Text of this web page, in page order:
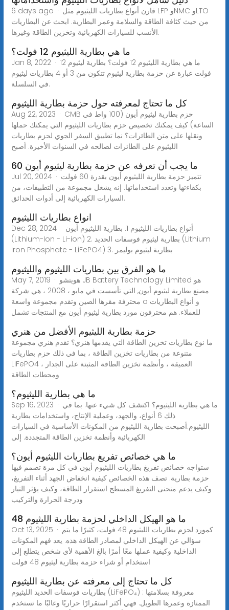
6 days ago · قارن أنواع بطاريات الليثيوم مثل LFP وNMC وLTO
من حيث كثافة الطاقة والسلامة وعمر البطارية. ابحث عن البطاريات
الأنسب للسيارات الكهربائية وتخزين الطاقة وغيرها.
ما هي بطارية الليثيوم 12 فولت؟
Jan 8, 2022 · ما هي بطارية الليثيوم 12 فولت؟ بطارية ليثيوم 12
فولت عبارة عن حزمة بطارية ليثيوم تتكون من 3 أو 4 بطاريات ليثيوم
في السلسلة.
كل ما تحتاج لمعرفته حول حزمة بطارية الليثيوم
Aug 22, 2023 · CMB حزم بطارية ليثيوم أيون (100 واط في
الساعة) كيف يمكنك تخصيص حزم بطاريات الليثيوم التي يمكنك حملها
ونقلها على متن الطائرات؟ نما تطبيق السفر الجوي لحزم بطاريات
الليثيوم على الطائرات لصالحه في السنوات الأخيرة. أصبح
ما يجب أن تعرفه عن حزمة بطارية ليثيوم أيون 60
Jul 20, 2024 · تتميز حزمة بطارية الليثيوم أيون بقدرة 60 فولت
بكفاءتها وتعدد استخداماتها. إنه يشغل مجموعة من التطبيقات، من
السيارات الكهربائية إلى أدوات الحدائق.
انواع بطاريات الليثيوم
Dec 28, 2024 · أنواع بطاريات الليثيوم 1. بطارية الليثيوم أيون
(Lithium-Ion - Li-ion) 2. بطارية ليثيوم فوسفات الحديد (Lithium
Iron Phosphate - LiFePO4) 3. بطارية ليثيوم بوليمر
ما هو الفرق بين بطاريات الليثيوم والليثيوم
May 7, 2019 · هويتشو JB Battery Technology Limited هو
مصنع بطارية ليثيوم أيون, التي تأسست في مايو ، 2008 ، هي شركة
محترفة مقرها الصين وتقدم مجموعة واسعة o و أنواع البطاريات
للعملاء. هم محترفون مورد بطارية ليثيوم أيون مع المنتجات تشمل
حزمة بطارية الليثيوم الأفضل من هنري
ما نوع بطاريات تخزين الطاقة التي يقدمها هنري؟ تقدم هنري مجموعة
متنوعة من بطاريات تخزين الطاقة ، بما في ذلك حزم بطاريات
LiFePO4 العميقة ، وأنظمة تخزين الطاقة المثبتة على الجدار ،
ومحطات الطاقة
ما هي بطارية الليثيوم؟
Sep 16, 2023 · ما هي بطارية الليثيوم؟ اكتشف كل شيء عنها. بما في
ذلك 6 أنواع، والجهد، وعملية الإنتاج، واستخدامات بطارية
الليثيوم.أصبحت بطارية الليثيوم من المكونات الأساسية في السيارات
الكهربائية وأنظمة تخزين الطاقة المتجددة. إلى
ما هي خصائص تفريغ بطاريات الليثيوم أيون؟
ستواجه خصائص تفريغ بطاريات الليثيوم أيون في كل مرة تصمم فيها
حزمة بطارية. تصف هذه الخصائص كيفية انخفاض الجهد أثناء التفريغ،
وكيف يدعم منحنى التفريغ المسطح استقرار الطاقة، وكيف يؤثر التيار
ودرجة الحرارة والتركيب
ما هو الهيكل الداخلي لحزمة بطارية الليثيوم 48
Oct 13, 2025 · كمورد لحزم بطاريات الليثيوم 48 فولت، كثيرًا ما يتم
سؤالي عن الهيكل الداخلي لمصادر الطاقة هذه. يعد فهم المكونات
الداخلية وكيفية عملها معًا أمرًا بالغ الأهمية لأي شخص يتطلع إلى
استخدام أو شراء حزمة بطارية ليثيوم 48 فولت
كل ما تحتاج إلى معرفته عن بطارية الليثيوم
بطاريات فوسفات الحديد الليثيوم (LiFePO₄) : معروفة بسلامتها
الممتازة وعمرها الطويل. فهي أكثر استقرارًا حراريًا وغالبًا ما تستخدم